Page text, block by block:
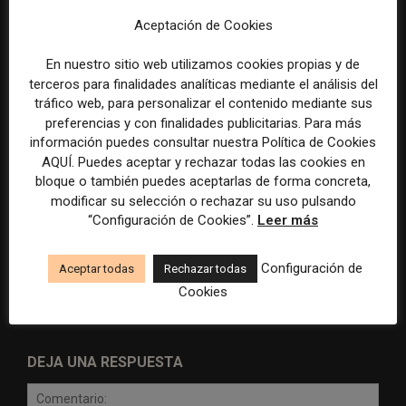
la violencia
Radio Televisión Madrid
establece un sistema de
inteligencia artificial
ADEPA crea un premio
especial para la mejor
Mundial 2026
DEJA UNA RESPUESTA
Aceptación de Cookies
En nuestro sitio web utilizamos cookies propias y de
terceros para finalidades analíticas mediante el análisis del
tráfico web, para personalizar el contenido mediante sus
preferencias y con finalidades publicitarias. Para más
información puedes consultar nuestra Política de Cookies
AQUÍ. Puedes aceptar y rechazar todas las cookies en
bloque o también puedes aceptarlas de forma concreta,
modificar su selección o rechazar su uso pulsando
“Configuración de Cookies”. Leer más
Aceptar todas Rechazar todas
Configuración de
Cookies